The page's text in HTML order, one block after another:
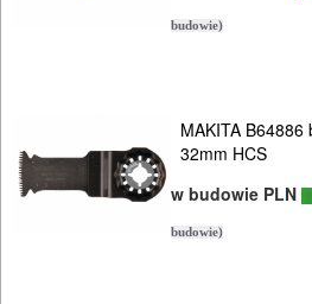
BHP
budowie)
MAKITA
32mm HCS
w budowie PLN
budowie)